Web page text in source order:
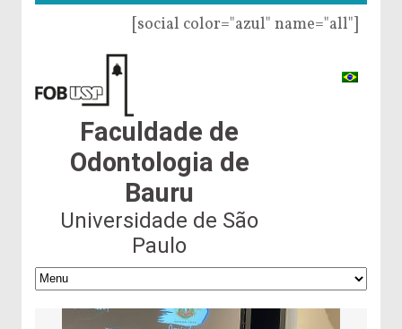
[social color="azul" name="all"]
Faculdade de
Odontologia de
Bauru
Universidade de São
Paulo